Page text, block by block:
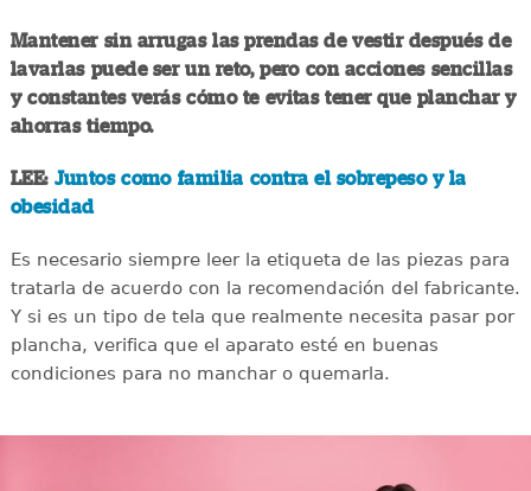
Mantener sin arrugas las prendas de vestir después de
lavarlas puede ser un reto, pero con acciones sencillas
y constantes verás cómo te evitas tener que planchar y
ahorras tiempo.
LEE: Juntos como familia contra el sobrepeso y la
obesidad
Es necesario siempre leer la etiqueta de las piezas para
tratarla de acuerdo con la recomendación del fabricante.
Y si es un tipo de tela que realmente necesita pasar por
plancha, verifica que el aparato esté en buenas
condiciones para no manchar o quemarla.